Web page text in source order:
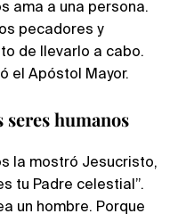
ama a una persona.
pecadores y
de llevarlo a cabo.
el Apóstol Mayor.
seres humanos
la mostró Jesucristo,
tu Padre celestial”.
un hombre. Porque